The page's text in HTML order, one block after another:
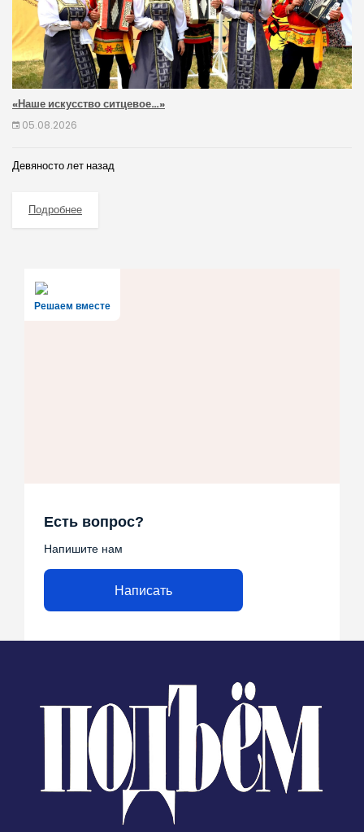
«Наше искусство ситцевое…»
05.08.2026
Девяносто лет назад
Подробнее
Решаем вместе
Есть вопрос?
Напишите нам
Написать